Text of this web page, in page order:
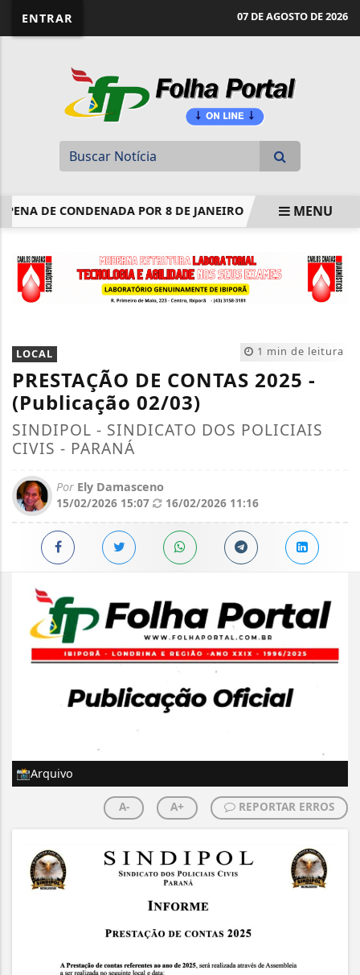
ENTRAR 07 DE AGOSTO DE 2026
DE CONDENADA POR 8 DE JANEIRO ENADE: PRAZO DE
MENU
1 min de leitura
LOCAL
PRESTAÇÃO DE CONTAS 2025 -
(Publicação 02/03)
SINDIPOL - SINDICATO DOS POLICIAIS
CIVIS - PARANÁ
Por Ely Damasceno
15/02/2026 15:07
16/02/2026 11:16
📸Arquivo
A- A+ REPORTAR ERROS